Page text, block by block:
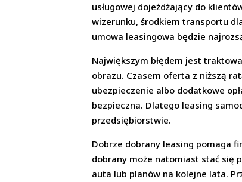
usługowej dojeżdżający do
wizerunku, środkiem transportu
umowa leasingowa będzie
Największym błędem jest
obrazu. Czasem oferta z niższą
ubezpieczenie albo dodatkowe
bezpieczna. Dlatego leasing
przedsiębiorstwie.
Dobrze dobrany leasing pomaga
dobrany może natomiast stać się
auta lub planów na kolejne lata.